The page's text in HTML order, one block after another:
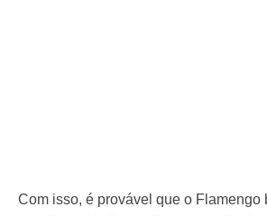
Com isso, é provável que o Flamengo